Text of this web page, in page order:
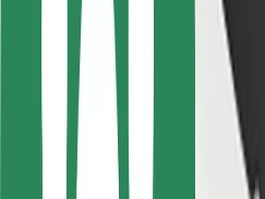
ความปลอดภัยของคน
ความปลอดภัยในการใ
ห้องแล็บความปลอดภัย